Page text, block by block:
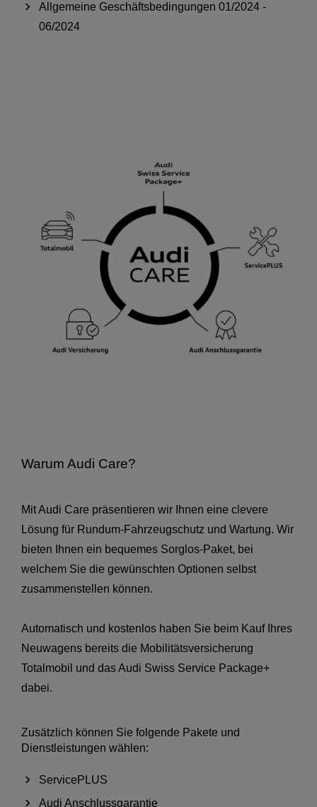
Allgemeine Geschäftsbedingungen 01/2024 -
06/2024
Warum Audi Care?
Mit Audi Care präsentieren wir Ihnen eine clevere
Lösung für Rundum-Fahrzeugschutz und Wartung. Wir
bieten Ihnen ein bequemes Sorglos-Paket, bei
welchem Sie die gewünschten Optionen selbst
zusammenstellen können.
Automatisch und kostenlos haben Sie beim Kauf Ihres
Neuwagens bereits die Mobilitätsversicherung
Totalmobil und das Audi Swiss Service Package+
dabei.
Zusätzlich können Sie folgende Pakete und
Dienstleistungen wählen:
ServicePLUS
Audi Anschlussgarantie